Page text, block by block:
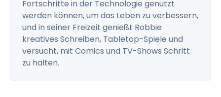
Fortschritte in der Technologie genutzt
werden können, um das Leben zu verbessern,
und in seiner Freizeit genießt Robbie
kreatives Schreiben, Tabletop-Spiele und
versucht, mit Comics und TV-Shows Schritt
zu halten.